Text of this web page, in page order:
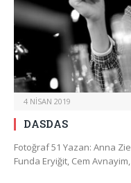
4 NISAN 2019
DASDAS
Fotoğraf 51 Yazan: Anna
Funda Eryiğit, Cem